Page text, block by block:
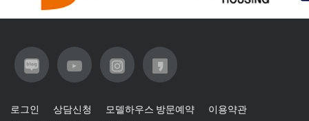
로그인 상담신청 모델하우스 방문예약
이용약관